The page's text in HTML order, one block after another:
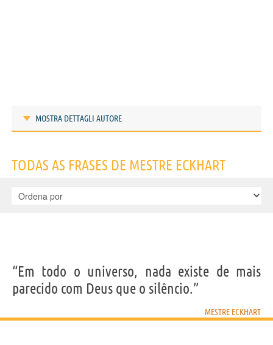
MOSTRA DETTAGLI AUTORE
IDENTIKIT E DADOS PESSOAIS
Nome
Eckhart
Sobrenome von Hochheim
Falecido 19 Setembro 1327 em Avignone
TODAS AS FRASES DE MESTRE ECKHART
“Em todo o universo, nada existe de mais
parecido com Deus que o silêncio.”
MESTRE ECKHART